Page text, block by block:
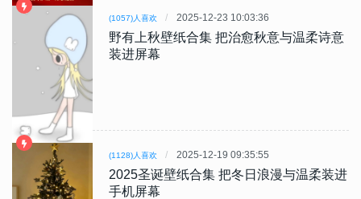
(1057)人喜欢 2025-12-23 10:03:36
野有上秋壁纸合集 把治愈秋意与温柔诗意
装进屏幕
(1128)人喜欢 2025-12-19 09:35:55
2025圣诞壁纸合集 把冬日浪漫与温柔装进
手机屏幕